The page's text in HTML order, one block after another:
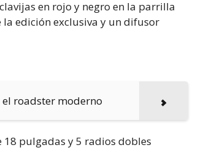
en rojo y negro en la parrilla
edición exclusiva y un difusor
el roadster moderno
18 pulgadas y 5 radios dobles